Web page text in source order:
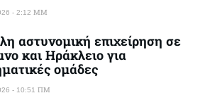
- 2:12 ΜΜ
αστυνομική επιχείρηση σε
και Ηράκλειο για
ομάδες
- 10:51 ΠΜ